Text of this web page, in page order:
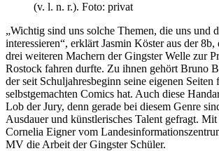
(v. l. n. r.). Foto: privat
„Wichtig sind uns solche Themen, die uns und
interessieren“, erklärt Jasmin Köster aus der
drei weiteren Machern der Gingster Welle zur
Rostock fahren durfte. Zu ihnen gehört Bruno
der seit Schuljahresbeginn seine eigenen Seiten
selbstgemachten Comics hat. Auch diese
Lob der Jury, denn gerade bei diesem Genre
Ausdauer und künstlerisches Talent gefragt.
Cornelia Eigner vom
MV die Arbeit der Gingster Schüler.